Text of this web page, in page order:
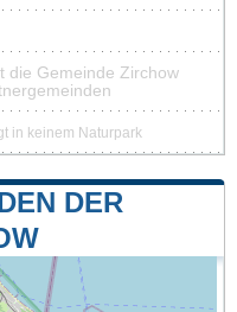
die Gemeinde Zirchow
in keinem Naturpark
DER